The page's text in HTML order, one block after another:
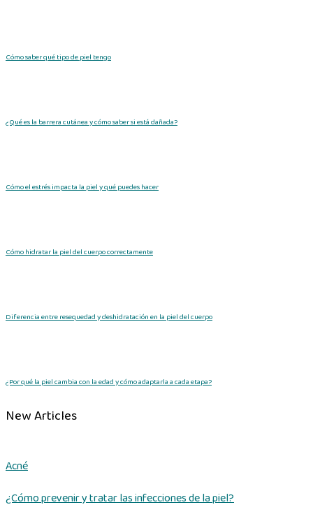
Cómo saber qué tipo de piel tengo
¿Qué es la barrera cutánea y cómo saber si está dañada?
Cómo el estrés impacta la piel y qué puedes hacer
Cómo hidratar la piel del cuerpo correctamente
Diferencia entre resequedad y deshidratación en la piel del cuerpo
¿Por qué la piel cambia con la edad y cómo adaptarla a cada etapa?
New Articles
Acné
¿Cómo prevenir y tratar las infecciones de la piel?